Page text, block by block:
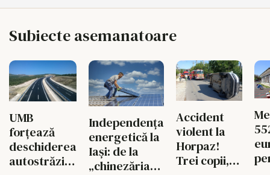
Subiecte asemanatoare
UMB
forțează
deschiderea
autostrăzii
Independența
energetică la
Iași: de la
„chinezăria”
Accident
violent la
Horpaz!
Trei copii,